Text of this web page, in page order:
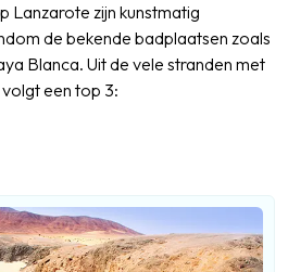
Lanzarote zijn kunstmatig
de bekende badplaatsen zoals
Blanca. Uit de vele stranden met
een top 3: